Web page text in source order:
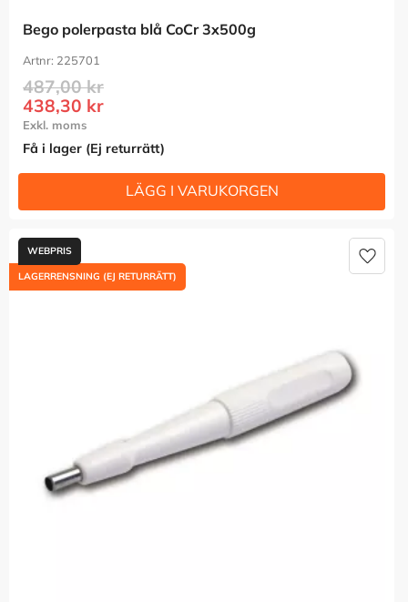
Bego polerpasta blå CoCr 3x500g
225701
438,30 kr
487,00kr
Få i lager (Ej returrätt)
LAGERRENSNING (EJ RETURRÄTT)
Lägg